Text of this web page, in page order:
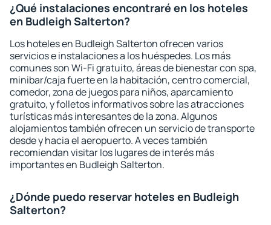
¿Qué instalaciones encontraré en los hoteles
en Budleigh Salterton?
Los hoteles en Budleigh Salterton ofrecen varios
servicios e instalaciones a los huéspedes. Los más
comunes son Wi-Fi gratuito, áreas de bienestar con spa,
minibar/caja fuerte en la habitación, centro comercial,
comedor, zona de juegos para niños, aparcamiento
gratuito, y folletos informativos sobre las atracciones
turísticas más interesantes de la zona. Algunos
alojamientos también ofrecen un servicio de transporte
desde y hacia el aeropuerto. A veces también
recomiendan visitar los lugares de interés más
importantes en Budleigh Salterton.
¿Dónde puedo reservar hoteles en Budleigh
Salterton?